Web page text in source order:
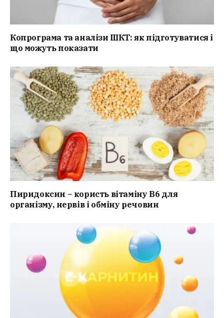
Копрограма та аналізи ШКТ: як підготуватися і
що можуть показати
Пиридоксин – користь вітаміну B6 для
організму, нервів і обміну речовин